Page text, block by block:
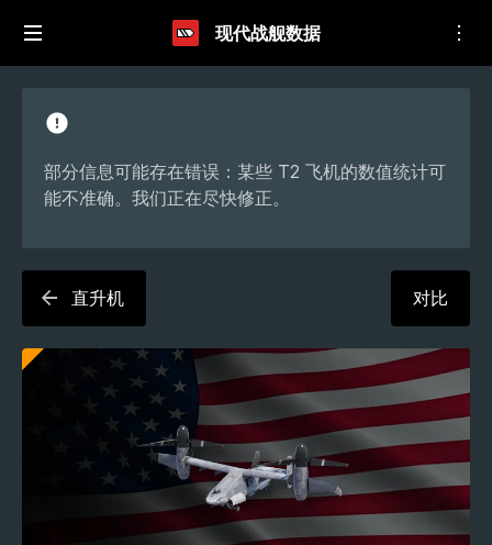
现代战舰数据
部分信息可能存在错误：某些 T2 飞机的数值统计可
能不准确。我们正在尽快修正。
直升机 对比